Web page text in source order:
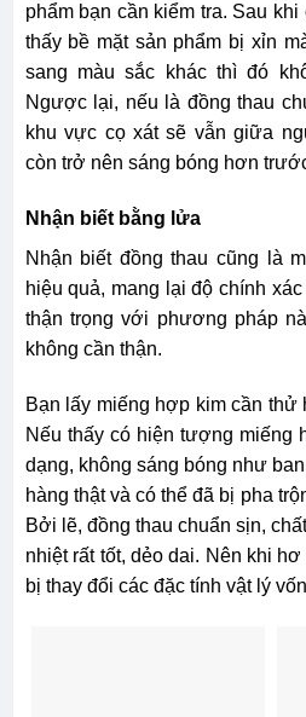
phẩm bạn cần kiểm tra. Sau
thấy bề mặt sản phẩm bị xỉn
sang màu sắc khác thì đó
Ngược lại, nếu là đồng thau
khu vực cọ xát sẽ vẫn giữa
còn trở nên sáng bóng hơn
Nhận biết bằng lửa
Nhận biết đồng thau cũng là
hiệu quả, mang lại độ chính
thận trọng với phương pháp
không cần thận.
Bạn lấy miếng hợp kim cần
Nếu thấy có hiện tượng miếng
dạng, không sáng bóng như
hàng thật và có thể đã bị pha
Bởi lẽ, đồng thau chuẩn sịn,
nhiệt rất tốt, dẻo dai. Nên khi
bị thay đổi các đặc tính vật lý